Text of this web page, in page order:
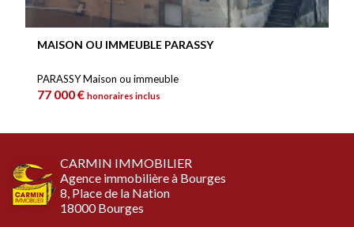
MAISON OU IMMEUBLE PARASSY
PARASSY Maison ou immeuble
77 000 €honoraires inclus
CARMIN IMMOBILIER
Agence immobilière à Bourges
8, Place de la Nation
18000 Bourges